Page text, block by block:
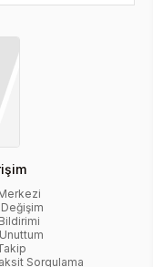
Sorgulama